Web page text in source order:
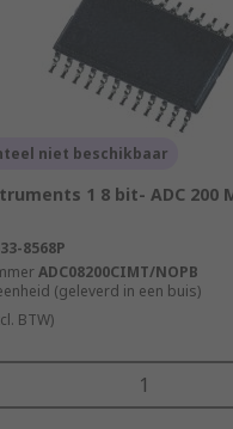
niet beschikbaar
1 8 bit- ADC 200
8568P
ADC08200CIMT/NOPB
(geleverd in een buis)
BTW)